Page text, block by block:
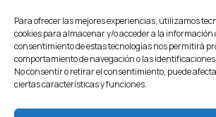
Para ofrecer las mejores experiencias, utilizamos
cookies para almacenar y/o acceder a la información
consentimiento de estas tecnologías nos permitirá
comportamiento de navegación o las
No consentir o retirar el consentimiento, puede
ciertas características y funciones.